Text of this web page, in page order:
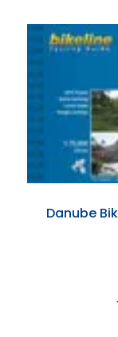
Danube